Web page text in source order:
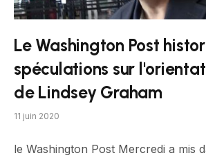
Le Washington Post
spéculations sur
de Lindsey Graham
11 juin 2020
le Washington Post Mercredi a mis